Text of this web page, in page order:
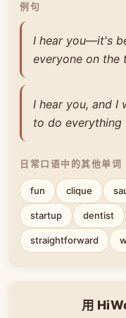
例句
I hear you—it's
everyone on the
I hear you, and
to do everything
日常口语中的其他单词
fun clique
startup dentist
straightforward
用